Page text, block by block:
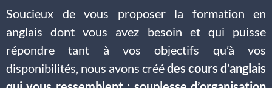
Soucieux de vous proposer la formation en
anglais dont vous avez besoin et qui puisse
répondre tant à vos objectifs qu’à vos
disponibilités, nous avons créédes cours d’anglais